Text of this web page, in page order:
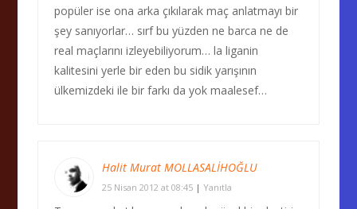
popüler ise ona arka çıkılarak maç anlatmayı bir
şey sanıyorlar… sırf bu yüzden ne barca ne de
real maçlarını izleyebiliyorum… la liganin
kalitesini yerle bir eden bu sidik yarışının
ülkemizdeki ile bir farkı da yok maalesef…
Halit Murat MOLLASALİHOĞLU
25 Nisan 2012 at 08:45 |Yanıtla